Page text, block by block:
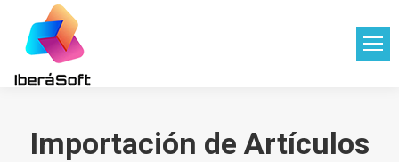
Importación de Artículos